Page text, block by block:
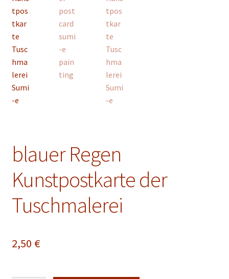
Konto Login
blauer Regen
Kunstpostkarte der
Tuschmalerei
2,50 €